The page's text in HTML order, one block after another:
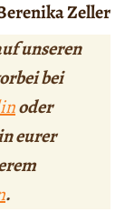
Zeller
unseren
bei
oder
eurer
.